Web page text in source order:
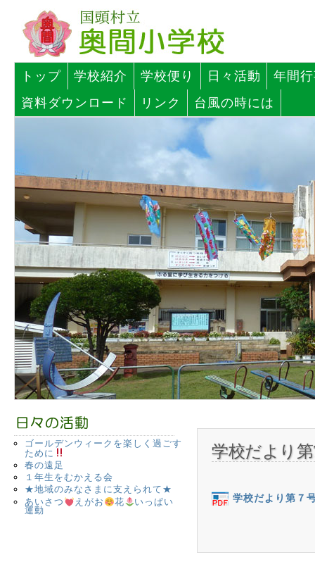
トップ 学校紹介 学校便り 日々活動
年間
資料ダウンロード
リンク 台風の時には
学校だより
学校だより第７
ゴールデンウィークを楽しく過ごす
ために
春の遠足
１年生をむかえる会
★地域のみなさまに支えられて★
あいさつ
えがお 花
いっぱい
運動